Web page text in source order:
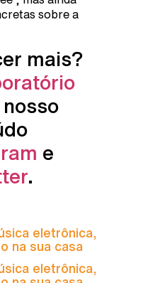
sobre a
mais?
nosso
e
.
eletrônica,
na sua casa
eletrônica,